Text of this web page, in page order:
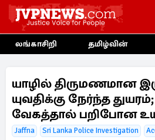
லங்காசிறி தமிழ்வின்
யாழில் திருமணமான
யுவதிக்கு நேர்ந்த
வேகத்தால் பறிபோன
Jaffna Sri Lanka Police Investigation